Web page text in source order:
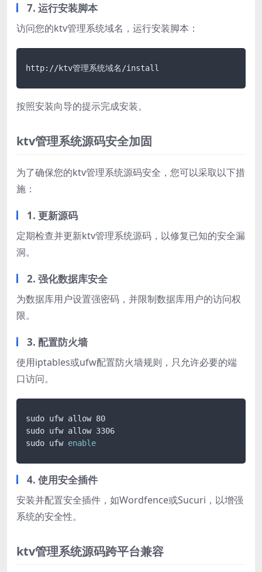
7. 运行安装脚本
访问您的ktv管理系统域名，运行安装脚本：
http://ktv管理系统域名/install
按照安装向导的提示完成安装。
ktv管理系统源码安全加固
为了确保您的ktv管理系统源码安全，您可以采取以下措
施：
1. 更新源码
定期检查并更新ktv管理系统源码，以修复已知的安全漏
洞。
2. 强化数据库安全
为数据库用户设置强密码，并限制数据库用户的访问权
限。
3. 配置防火墙
使用iptables或ufw配置防火墙规则，只允许必要的端
口访问。
sudo ufw allow 80
sudo ufw allow 3306
sudo ufw enable
4. 使用安全插件
安装并配置安全插件，如Wordfence或Sucuri，以增强
系统的安全性。
ktv管理系统源码跨平台兼容